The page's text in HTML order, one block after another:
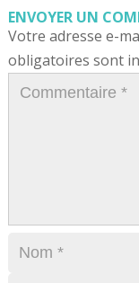
ENVOYER UN
Votre adresse e-
obligatoires sont